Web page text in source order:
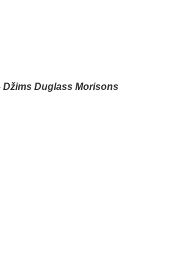
Džims Duglass Morisons